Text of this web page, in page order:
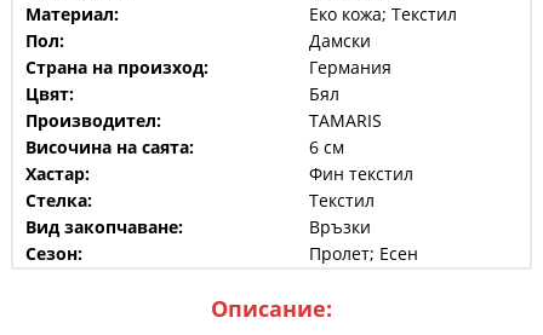
Материал:
Еко кожа; Текстил
Пол:
Дамски
Страна на произход:
Германия
Цвят:
Бял
Производител:
TAMARIS
Височина на саята:
6 см
Хастар:
Фин текстил
Стелка:
Текстил
Вид закопчаване:
Връзки
Сезон:
Пролет; Есен
Описание: